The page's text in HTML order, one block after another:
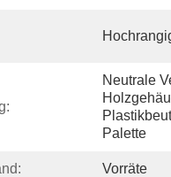
Neutrale
Palette
Vorräte